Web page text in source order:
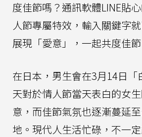
度佳節嗎？通訊軟體LINE貼
人節專屬特效，輸入關鍵字
展現「愛意」，一起共度佳節
在日本，男生會在3月14日「
天對於情人節當天表白的女
意，而佳節氣氛也逐漸蔓延
地。現代人生活忙碌，不一